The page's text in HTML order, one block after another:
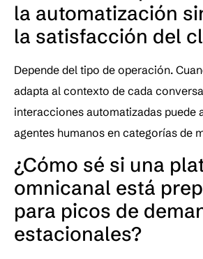
la automatización
la satisfacción del
Depende del tipo de operación.
adapta al contexto de cada
interacciones automatizadas puede
agentes humanos en categorías de
¿Cómo sé si una
omnicanal está
para picos de
estacionales?